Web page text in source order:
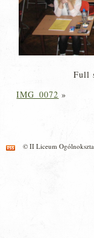
Full
IMG_0072 »
© II Liceum